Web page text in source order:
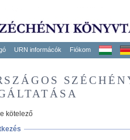
URN informácók Fiókom
kötelező